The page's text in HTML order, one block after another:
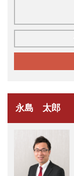
永島 太郎